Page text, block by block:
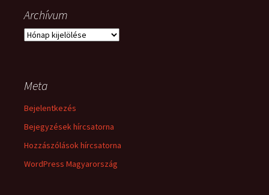
Archívum
Archívum
Meta
Bejelentkezés
Bejegyzések hírcsatorna
Hozzászólások hírcsatorna
WordPress Magyarország